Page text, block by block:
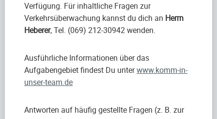
Verfügung. Für inhaltliche Fragen zur
Verkehrsüberwachung kannst du dich an Herrn
Heberer, Tel. (069) 212-30942 wenden.
Ausführliche Informationen über das
Aufgabengebiet findest Du unterwww.komm-in-
unser-team.de
Antworten auf häufig gestellte Fragen (z. B. zur